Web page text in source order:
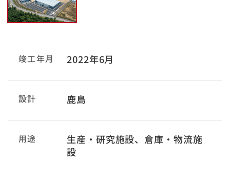
竣工年月 2022年6月
設計 鹿島
用途
生産・研究施設、倉庫・物流施
設